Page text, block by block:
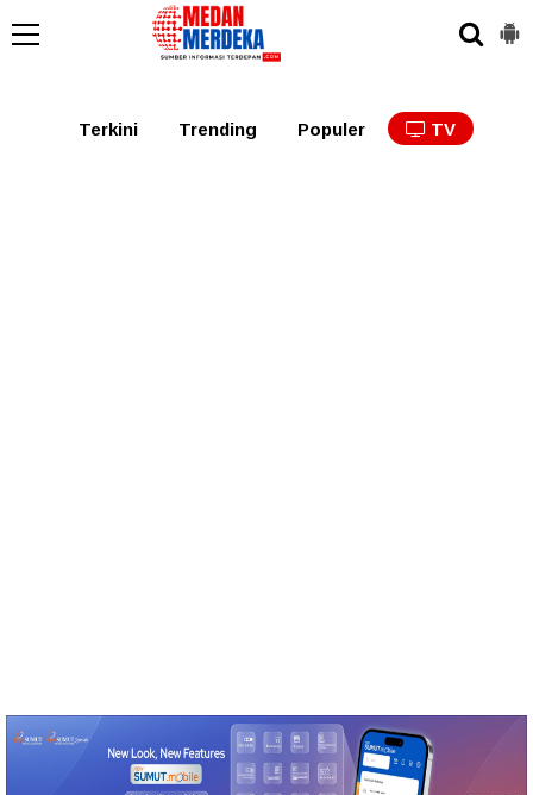
Tabagsel Tapanuli
Terkini Trending Populer TV